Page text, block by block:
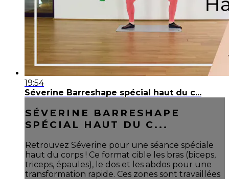
19:54
Séverine Barreshape spécial haut du c...
SÉVERINE BARRESHAPE
SPÉCIAL HAUT DU C...
Retrouvez Séverine pour une séance spéciale
haut du corps ! Ce format cible les bras (biceps,
triceps, épaules), le dos et les abdos pour une
transformation rapide. Ces zones sont travaillées